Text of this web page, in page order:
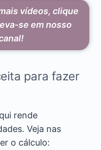
vídeos, clique
se em nosso
para fazer
rende
Veja nas
o cálculo: